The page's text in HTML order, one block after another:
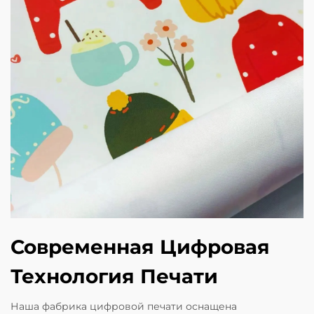
Современная Цифровая
Технология Печати
Наша фабрика цифровой печати оснащена